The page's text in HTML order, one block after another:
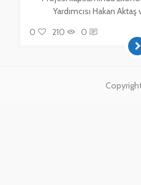
Yardımcısı Hakan
0
210 0